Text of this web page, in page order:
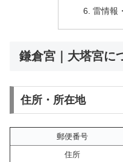
雷情報
鎌倉宮｜大塔宮に
住所・所在地
郵便番号
住所